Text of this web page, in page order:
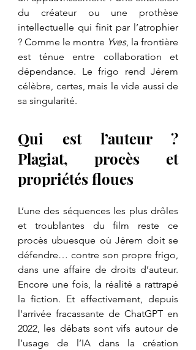
du créateur ou une prothèse
intellectuelle qui finit par l’atrophier
? Comme le montre Yves, la frontière
est ténue entre collaboration et
dépendance. Le frigo rend Jérem
célèbre, certes, mais le vide aussi de
sa singularité.
Qui est l’auteur ?
Plagiat, procès et
propriétés floues
L’une des séquences les plus drôles
et troublantes du film reste ce
procès ubuesque où Jérem doit se
défendre… contre son propre frigo,
dans une affaire de droits d’auteur.
Encore une fois, la réalité a rattrapé
la fiction. Et effectivement, depuis
l'arrivée fracassante de ChatGPT en
2022, les débats sont vifs autour de
l’usage de l’IA dans la création